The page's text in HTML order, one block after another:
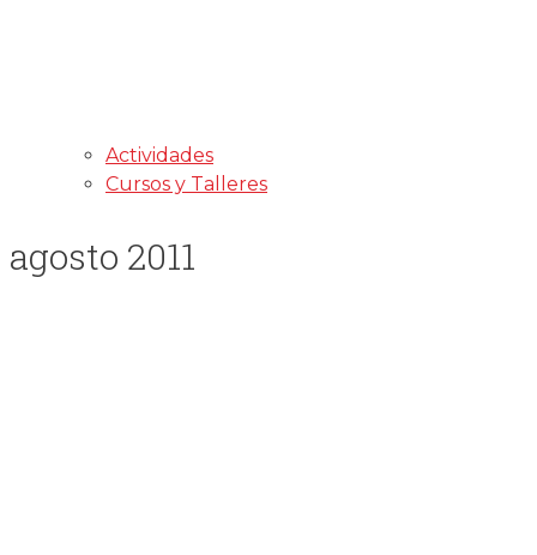
Actividades
Cursos y Talleres
agosto 2011